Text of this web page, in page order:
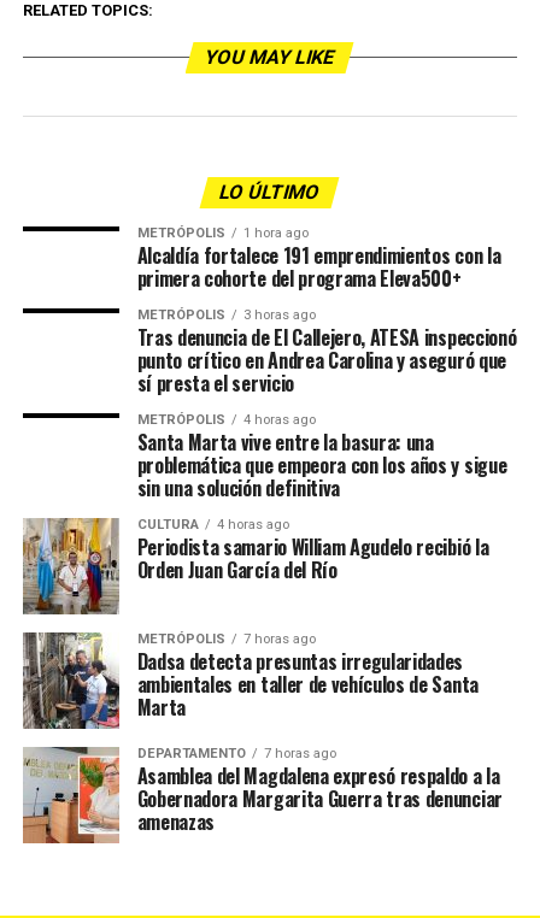
RELATED TOPICS:
YOU MAY LIKE
LO ÚLTIMO
METRÓPOLIS 1 hora ago
Alcaldía fortalece 191 emprendimientos con la
primera cohorte del programa Eleva500+
METRÓPOLIS 3 horas ago
Tras denuncia de El Callejero, ATESA inspeccionó
punto crítico en Andrea Carolina y aseguró que
sí presta el servicio
METRÓPOLIS 4 horas ago
Santa Marta vive entre la basura: una
problemática que empeora con los años y sigue
sin una solución definitiva
CULTURA 4 horas ago
Periodista samario William Agudelo recibió la
Orden Juan García del Río
METRÓPOLIS 7 horas ago
Dadsa detecta presuntas irregularidades
ambientales en taller de vehículos de Santa
Marta
DEPARTAMENTO 7 horas ago
Asamblea del Magdalena expresó respaldo a la
Gobernadora Margarita Guerra tras denunciar
amenazas